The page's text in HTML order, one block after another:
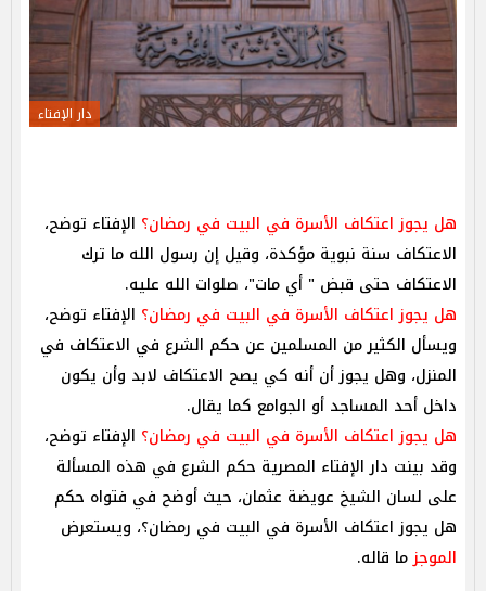
دار الإفتاء
هل يجوز اعتكاف الأسرة في البيت في رمضان؟ الإفتاء توضح،
الاعتكاف سنة نبوية مؤكدة، وقيل إن رسول الله ما ترك
الاعتكاف حتى قبض " أي مات"، صلوات الله عليه.
هل يجوز اعتكاف الأسرة في البيت في رمضان؟ الإفتاء توضح،
ويسأل الكثير من المسلمين عن حكم الشرع في الاعتكاف في
المنزل، وهل يجوز أن أنه كي يصح الاعتكاف لابد وأن يكون
داخل أحد المساجد أو الجوامع كما يقال.
هل يجوز اعتكاف الأسرة في البيت في رمضان؟ الإفتاء توضح،
وقد بينت دار الإفتاء المصرية حكم الشرع في هذه المسألة
على لسان الشيخ عويضة عثمان، حيث أوضح في فتواه حكم
هل يجوز اعتكاف الأسرة في البيت في رمضان؟، ويستعرض
الموجزما قاله.